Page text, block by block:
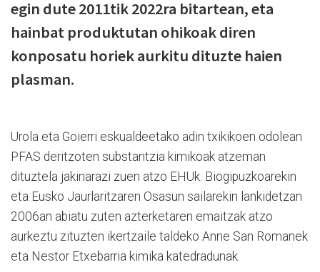
egin dute 2011tik 2022ra bitartean, eta
hainbat produktutan ohikoak diren
konposatu horiek aurkitu dituzte haien
plasman.
Urola eta Goierri eskualdeetako adin txikikoen odolean
PFAS deritzoten substantzia kimikoak atzeman
dituztela jakinarazi zuen atzo EHUk. Biogipuzkoarekin
eta Eusko Jaurlaritzaren Osasun sailarekin lankidetzan
2006an abiatu zuten azterketaren emaitzak atzo
aurkeztu zituzten ikertzaile taldeko Anne San Romanek
eta Nestor Etxebarria kimika katedradunak.